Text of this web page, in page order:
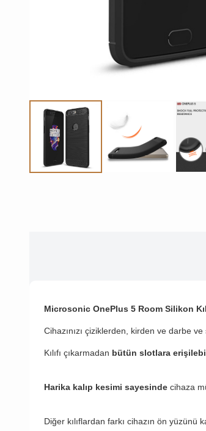
Microsonic OnePlus 5 Room Silikon
Cihazınızı çiziklerden, kirden ve darbe
Kılıfı çıkarmadan bütün slotlara
Harika kalıp kesimi sayesinde cihaza
Diğer kılıflardan farkı cihazın ön